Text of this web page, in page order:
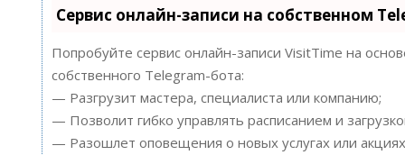
Сервис онлайн-записи на собственном
Попробуйте сервис онлайн-записи VisitTime на
собственного Telegram-бота:
— Разгрузит мастера, специалиста или компанию;
— Позволит гибко управлять расписанием и
— Разошлет оповещения о новых услугах или